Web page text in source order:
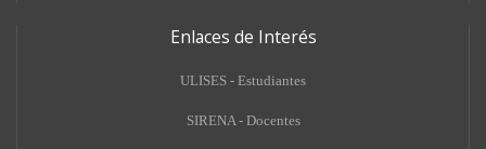
Enlaces de Interés
ULISES - Estudiantes
SIRENA - Docentes